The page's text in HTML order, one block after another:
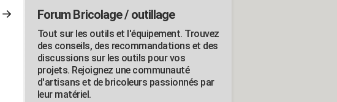
Forum Bricolage / outillage
Tout sur les outils et l'équipement. Trouvez
des conseils, des recommandations et des
discussions sur les outils pour vos
projets. Rejoignez une communauté
d'artisans et de bricoleurs passionnés par
leur matériel.